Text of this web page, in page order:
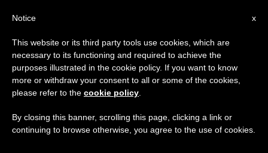
×
Aviso importante
Del 27 de julio al 7 de agosto haremos la pausa
anual, aprovechando que en el periodo de verano
se generan menos informaciones y también el
x
Notice
This website or its third party tools use cookies, which are
necessary to its functioning and required to achieve the
purposes illustrated in the cookie policy. If you want to know
more or withdraw your consent to all or some of the cookies,
please refer to the cookie policy
By closing this banner, scrolling this page, clicking a link or
continuing to browse otherwise, you agree to the use of cookies.